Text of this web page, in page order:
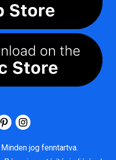
Minden jog fenntartva.